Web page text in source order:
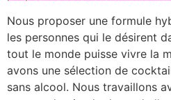
Nous proposer une formule
les personnes qui le désirent
tout le monde puisse vivre la
avons une sélection de
sans alcool. Nous travaillons